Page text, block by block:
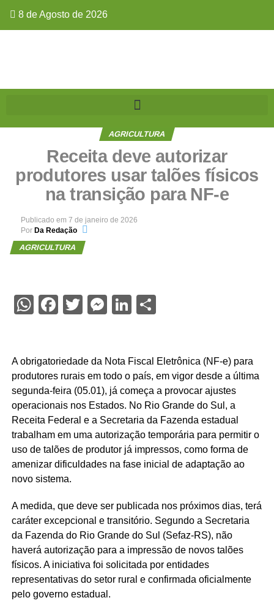
8 de Agosto de 2026
AGRICULTURA
Receita deve autorizar
produtores usar talões físicos
na transição para NF-e
Publicado em 7 de janeiro de 2026
Por Da Redação
AGRICULTURA
WhatsApp
Facebook
Twitter
Messenger
LinkedIn
Share
A obrigatoriedade da Nota Fiscal Eletrônica (NF-e) para
produtores rurais em todo o país, em vigor desde a última
segunda-feira (05.01), já começa a provocar ajustes
operacionais nos Estados. No Rio Grande do Sul, a
Receita Federal e a Secretaria da Fazenda estadual
trabalham em uma autorização temporária para permitir o
uso de talões de produtor já impressos, como forma de
amenizar dificuldades na fase inicial de adaptação ao
novo sistema.
A medida, que deve ser publicada nos próximos dias, terá
caráter excepcional e transitório. Segundo a Secretaria
da Fazenda do Rio Grande do Sul (Sefaz-RS), não
haverá autorização para a impressão de novos talões
físicos. A iniciativa foi solicitada por entidades
representativas do setor rural e confirmada oficialmente
pelo governo estadual.